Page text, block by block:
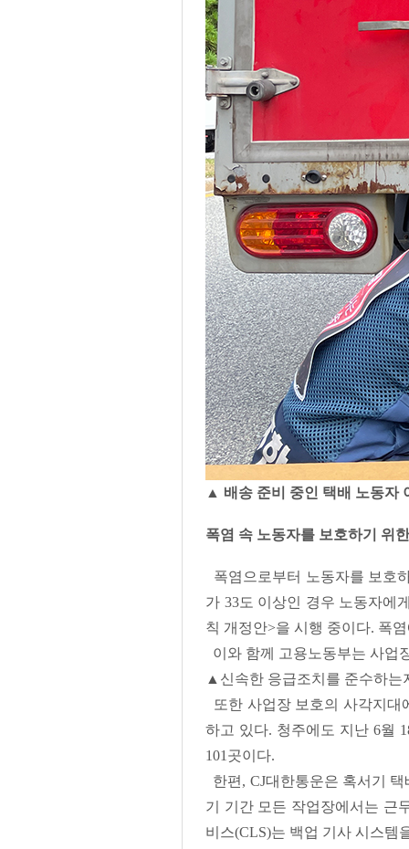
▲ 배송 준비 중인 택배 노동자
폭염 속 노동자를 보호하기 위
폭염으로부터 노동자를 보호
가 33도 이상인 경우 노동자에
칙 개정안>을 시행 중이다. 폭
이와 함께 고용노동부는 사
▲신속한 응급조치를 준수하는
또한 사업장 보호의 사각지대
하고 있다. 청주에도 지난 6월
101곳이다.
한편, CJ대한통운은 혹서기
기 기간 모든 작업장에서는 근
비스(CLS)는 백업 기사 시스템